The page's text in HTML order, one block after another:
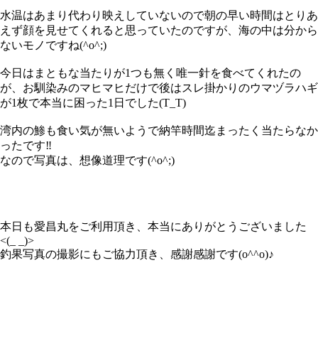
水温はあまり代わり映えしていないので朝の早い時間はとりあ
えず顔を見せてくれると思っていたのですが、海の中は分から
ないモノですね(^o^;)
今日はまともな当たりが1つも無く唯一針を食べてくれたの
が、お馴染みのマヒマヒだけで後はスレ掛かりのウマヅラハギ
が1枚で本当に困った1日でした(T_T)
湾内の鯵も食い気が無いようで納竿時間迄まったく当たらなか
ったです‼️
なので写真は、想像道理です(^o^;)
本日も愛昌丸をご利用頂き、本当にありがとうございました
<(_ _)>
釣果写真の撮影にもご協力頂き、感謝感謝です(o^^o)♪